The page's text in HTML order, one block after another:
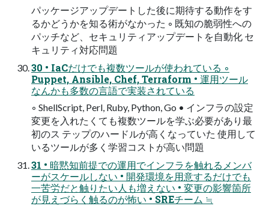
パッケージアップデートした後に期待する動作をす
るかどうかを知る術がなかった ◦ 既知の脆弱性への
パッチなど、セキュリティアップデートを自動化 セ
キュリティ対応問題
30 • IaCだけでも複数ツールが使われている ◦
Puppet, Ansible, Chef, Terraform • 運用ツール
なんかも多数の言語で実装されている
◦ ShellScript, Perl, Ruby, Python, Go • インフラの設定
変更を入れたくても複数ツールを学ぶ必要があり最
初のス テップのハードルが高くなっていた 使用して
いるツールが多く学習コストが高い問題
31 • 暗黙知前提での運用でインフラを触れるメンバ
ーがスケールしない • 開発環境を用意するだけでも
一苦労だと触りたい人も増えない • 変更の影響箇所
が見えづらく触るのが怖い • SREチーム ≒